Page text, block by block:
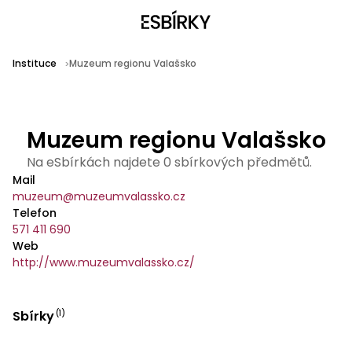
Instituce Muzeum regionu Valašsko
Muzeum regionu Valašsko
Na eSbírkách najdete 0 sbírkových předmětů.
Mail
muzeum@muzeumvalassko.cz
Telefon
571 411 690
Web
http://www.muzeumvalassko.cz/
Sbírky(1)